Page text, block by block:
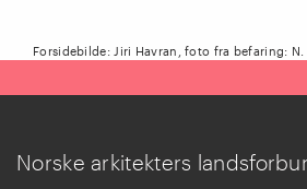
Forsidebilde: Jiri Havran, foto fra befaring: N.
Norske arkitekters